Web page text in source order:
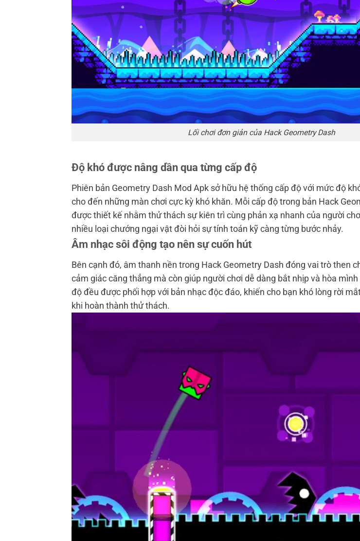
Lối chơi đơn giản của Hack Geometry Dash
Độ khó được nâng dần qua từng cấp độ
Phiên bản Geometry Dash Mod Apk sở hữu hệ thống cấp độ với mức độ
cho đến những màn chơi cực kỳ khó khăn. Mỗi cấp độ trong bản Hack
được thiết kế nhằm thử thách sự kiên trì cùng phản xạ nhanh của người
nhiều loại chướng ngại vật đòi hỏi sự tính toán kỹ càng từng bước nhảy.
Âm nhạc sôi động tạo nên sự cuốn hút
Bên cạnh đó, âm thanh nền trong Hack Geometry Dash đóng vai trò then
cảm giác căng thẳng mà còn giúp người chơi dễ dàng bắt nhịp và hòa
độ đều được phối hợp với bản nhạc độc đáo, khiến cho bạn khó lòng rời
khi hoàn thành thử thách.